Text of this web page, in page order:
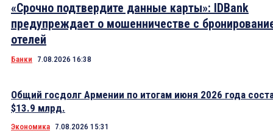
«Срочно подтвердите данные карты»: IDBank
предупреждает о мошенничестве с
отелей
Банки 7.08.2026 16:38
Общий госдолг Армении по итогам июня 2026 года
$13.9 млрд.
Экономика 7.08.2026 15:31